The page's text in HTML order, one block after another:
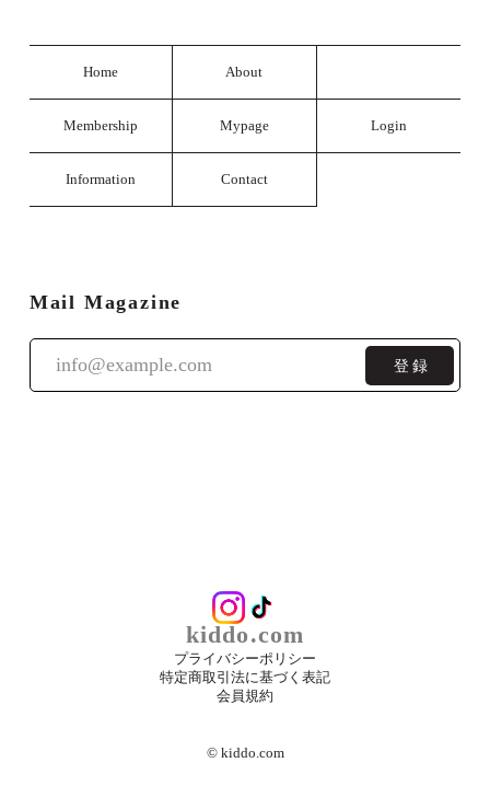
Home About
Membership Mypage Login
Information Contact
Mail Magazine
登録
kiddo.com
プライバシーポリシー
特定商取引法に基づく表記
会員規約
©︎ kiddo.com